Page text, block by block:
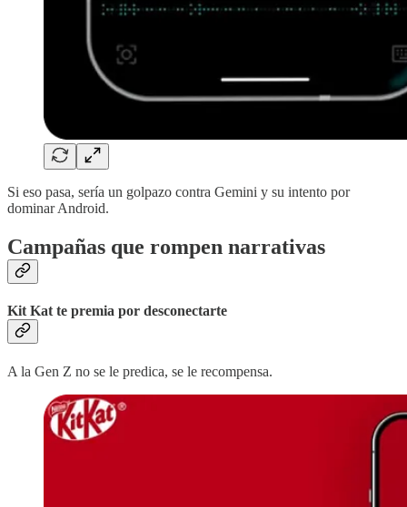
Si eso pasa, sería un golpazo contra Gemini y su intento por
dominar Android.
Campañas que rompen narrativas
Kit Kat te premia por desconectarte
A la Gen Z no se le predica, se le recompensa.